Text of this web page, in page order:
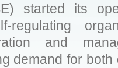
started its
regulating
and
demand for